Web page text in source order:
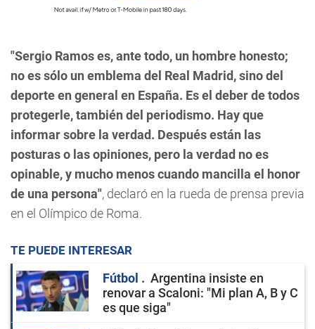
"Sergio Ramos es, ante todo, un hombre honesto;
no es sólo un emblema del Real Madrid, sino del
deporte en general en España. Es el deber de todos
protegerle, también del periodismo. Hay que
informar sobre la verdad. Después están las
posturas o las opiniones, pero la verdad no es
opinable, y mucho menos cuando mancilla el honor
de una persona", declaró en la rueda de prensa previa
en el Olímpico de Roma.
TE PUEDE INTERESAR
Fútbol
Argentina insiste en
renovar a Scaloni: "Mi plan A, B y C
es que siga"